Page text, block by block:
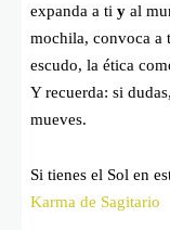
expanda a ti y al
mochila, convoca a
escudo, la ética
Y recuerda: si
mueves.
Si tienes el Sol en
Karma de Sagitario